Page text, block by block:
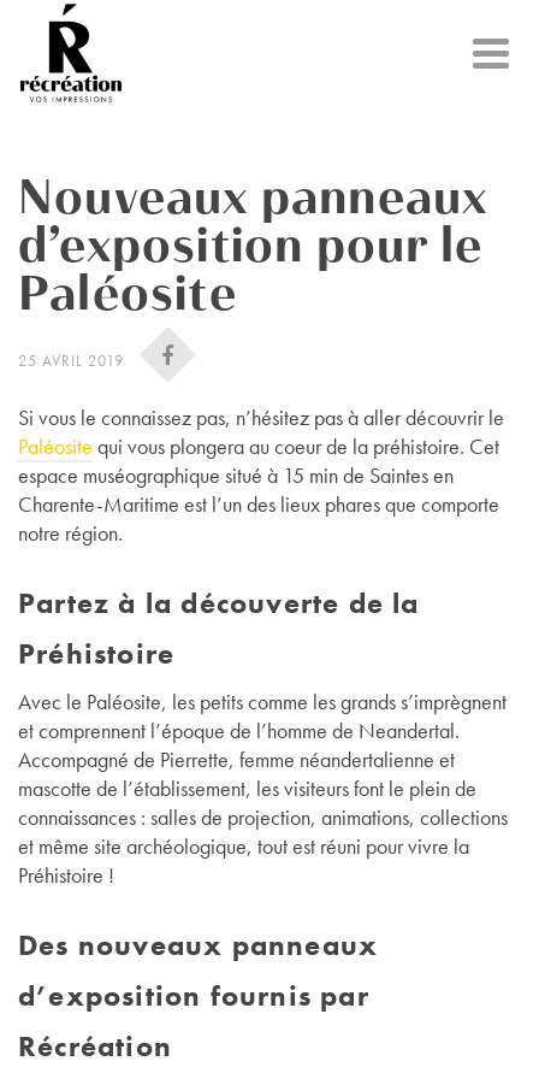
Nouveaux panneaux
d’exposition pour le
Paléosite
25 AVRIL 2019
Si vous le connaissez pas, n’hésitez pas à aller découvrir le
Paléosite qui vous plongera au coeur de la préhistoire. Cet
espace muséographique situé à 15 min de Saintes en
Charente-Maritime est l’un des lieux phares que comporte
notre région.
Partez à la découverte de la
Préhistoire
Avec le Paléosite, les petits comme les grands s’imprègnent
et comprennent l’époque de l’homme de Neandertal.
Accompagné de Pierrette, femme néandertalienne et
mascotte de l’établissement, les visiteurs font le plein de
connaissances : salles de projection, animations, collections
et même site archéologique, tout est réuni pour vivre la
Préhistoire !
Des nouveaux panneaux
d’exposition fournis par
Récréation